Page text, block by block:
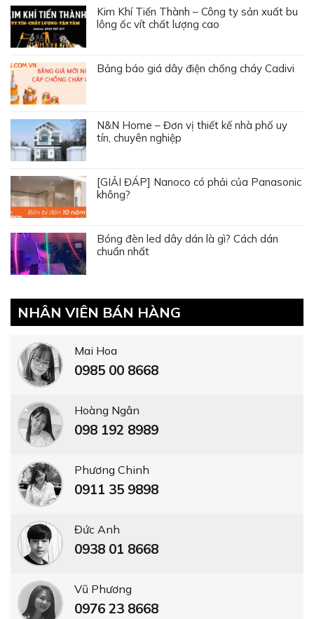
Kim Khí Tiến Thành – Công ty sản xuất bu
lông ốc vít chất lượng cao
Bảng báo giá dây điện chống cháy Cadivi
N&N Home – Đơn vị thiết kế nhà phố uy
tín, chuyên nghiệp
[GIẢI ĐÁP] Nanoco có phải của Panasonic
không?
Bóng đèn led dây dán là gì? Cách dán
chuẩn nhất
NHÂN VIÊN BÁN HÀNG
Mai Hoa
0985 00 8668
Hoàng Ngân
098 192 8989
Phương Chinh
0911 35 9898
Đức Anh
0938 01 8668
Vũ Phương
0976 23 8668